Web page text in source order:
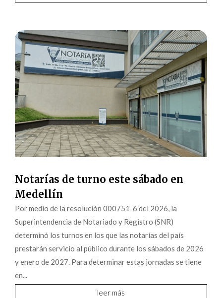
Notarías de turno este sábado en
Medellín
Por medio de la resolución 000751-6 del 2026, la
Superintendencia de Notariado y Registro (SNR)
determinó los turnos en los que las notarías del país
prestarán servicio al público durante los sábados de 2026
y enero de 2027. Para determinar estas jornadas se tiene
en...
leer más